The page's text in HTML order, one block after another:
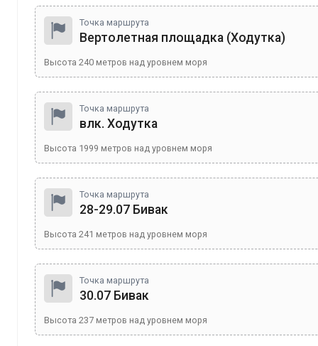
Точка маршрута
Вертолетная площадка (Ходутка)
Высота 240 метров над уровнем моря
Точка маршрута
влк. Ходутка
Высота 1999 метров над уровнем моря
Точка маршрута
28-29.07 Бивак
Высота 241 метров над уровнем моря
Точка маршрута
30.07 Бивак
Высота 237 метров над уровнем моря